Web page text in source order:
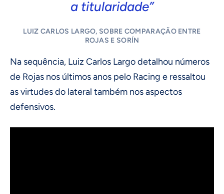
a titularidade”
LUIZ CARLOS LARGO, SOBRE COMPARAÇÃO ENTRE
ROJAS E SORÍN
Na sequência, Luiz Carlos Largo detalhou números
de Rojas nos últimos anos pelo Racing e ressaltou
as virtudes do lateral também nos aspectos
defensivos.